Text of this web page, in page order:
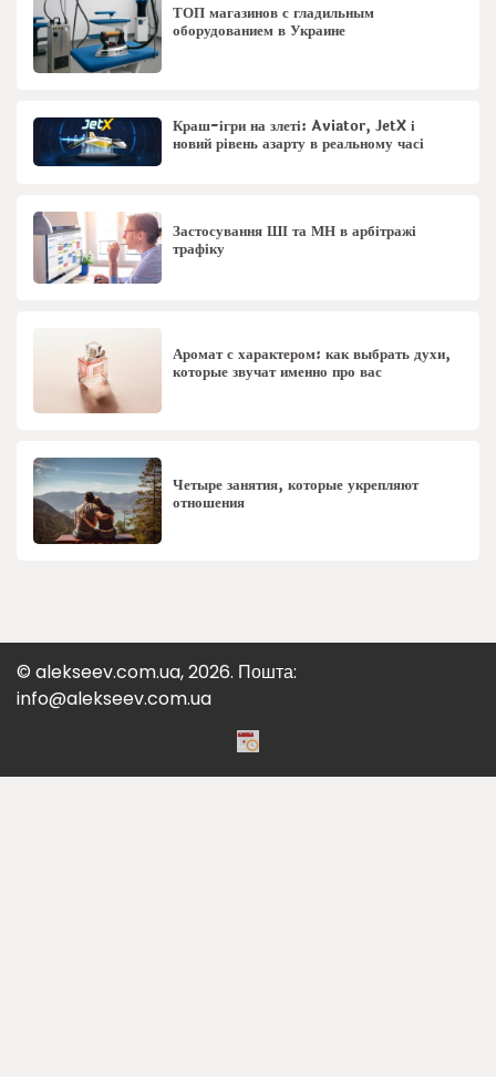
ТОП магазинов с гладильным
оборудованием в Украине
Краш-ігри на злеті: Aviator, JetX і
новий рівень азарту в реальному часі
Застосування ШІ та МН в арбітражі
трафіку
Аромат с характером: как выбрать духи,
которые звучат именно про вас
Четыре занятия, которые укрепляют
отношения
© alekseev.com.ua, 2026. Пошта:
info@alekseev.com.ua